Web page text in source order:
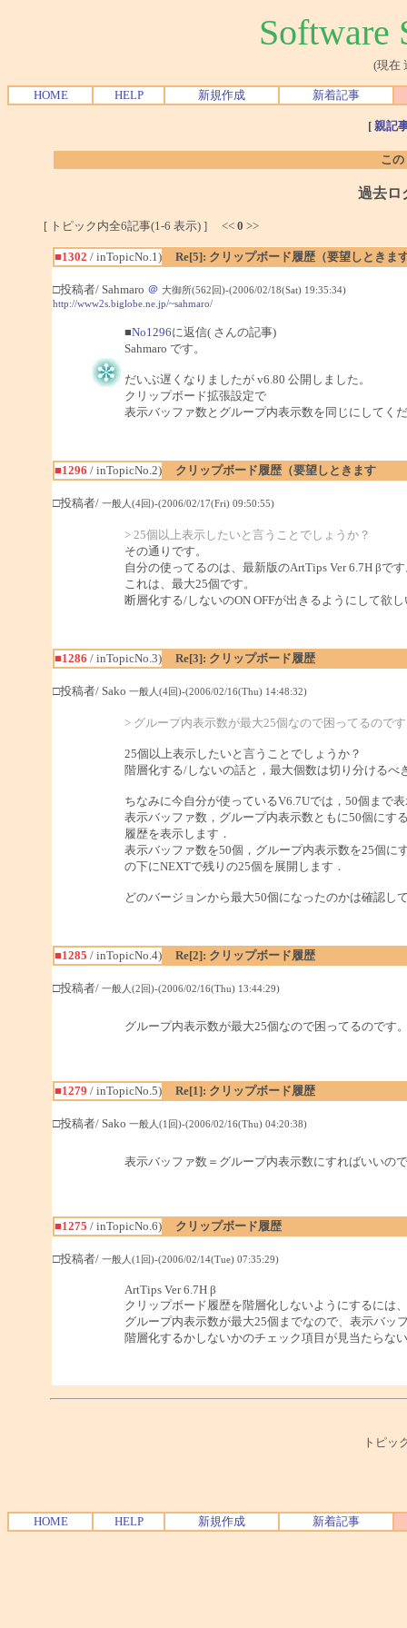
Software
(現在
HOME HELP 新規作成 新着記事
[ 親記
こ
過去ロ
[ トピック内全6記事(1-6 表示) ] << 0 >>
■1302 / inTopicNo.1) Re[5]: クリップボード履歴（要望しときま
□投稿者/ Sahmaro ＠ 大御所(562回)-(2006/02/18(Sat) 19:35:34)
http://www2s.biglobe.ne.jp/~sahmaro/
■No1296に返信( さんの記事)
Sahmaro です。
だいぶ遅くなりましたが v6.80 公開しました。
クリップボード拡張設定で
表示バッファ数とグループ内表示数を同じにしてく
■1296 / inTopicNo.2) クリップボード履歴（要望しときます
□投稿者/ 一般人(4回)-(2006/02/17(Fri) 09:50:55)
> 25個以上表示したいと言うことでしょうか？
その通りです。
自分の使ってるのは、最新版のArtTips Ver 6.7H βで
これは、最大25個です。
断層化する/しないのON OFFが出きるようにして欲
■1286 / inTopicNo.3) Re[3]: クリップボード履歴
□投稿者/ Sako 一般人(4回)-(2006/02/16(Thu) 14:48:32)
> グループ内表示数が最大25個なので困ってるので
25個以上表示したいと言うことでしょうか？
階層化する/しないの話と，最大個数は切り分けるべ
ちなみに今自分が使っているV6.7Uでは，50個まで
表示バッファ数，グループ内表示数ともに50個にす
履歴を表示します．
表示バッファ数を50個，グループ内表示数を25個に
の下にNEXTで残りの25個を展開します．
どのバージョンから最大50個になったのかは確認し
■1285 / inTopicNo.4) Re[2]: クリップボード履歴
□投稿者/ 一般人(2回)-(2006/02/16(Thu) 13:44:29)
グループ内表示数が最大25個なので困ってるのです
■1279 / inTopicNo.5) Re[1]: クリップボード履歴
□投稿者/ Sako 一般人(1回)-(2006/02/16(Thu) 04:20:38)
表示バッファ数＝グループ内表示数にすればいいの
■1275 / inTopicNo.6) クリップボード履歴
□投稿者/ 一般人(1回)-(2006/02/14(Tue) 07:35:29)
ArtTips Ver 6.7H β
クリップボード履歴を階層化しないようにするには
グループ内表示数が最大25個までなので、表示バッ
階層化するかしないかのチェック項目が見当たらな
トピッ
HOME HELP 新規作成 新着記事